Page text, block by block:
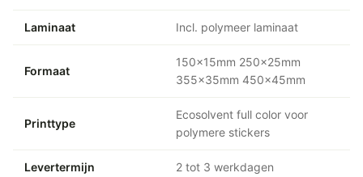
Laminaat Incl. polymeer laminaat
Formaat
150x15mm 250x25mm
355x35mm 450x45mm
Printtype
Ecosolvent full color voor
polymere stickers
Levertermijn 2 tot 3 werkdagen